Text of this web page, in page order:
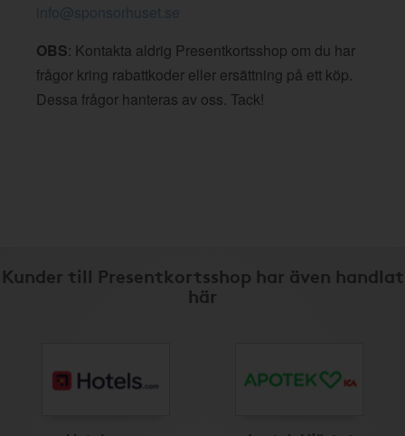
info@sponsorhuset.se
OBS: Kontakta aldrig Presentkortsshop om du har
frågor kring rabattkoder eller ersättning på ett köp.
Dessa frågor hanteras av oss. Tack!
Kunder till Presentkortsshop har även handlat
här